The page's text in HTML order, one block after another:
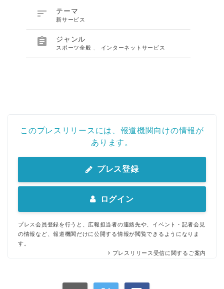
 テーマ
新サービス
 ジャンル
スポーツ全般 インターネットサービス
このプレスリリースには、報道機関向けの情報が
あります。
プレス登録
ログイン
プレス会員登録を行うと、広報担当者の連絡先や、イベント・記者会見
の情報など、報道機関だけに公開する情報が閲覧できるようになりま
す。
プレスリリース受信に関するご案内